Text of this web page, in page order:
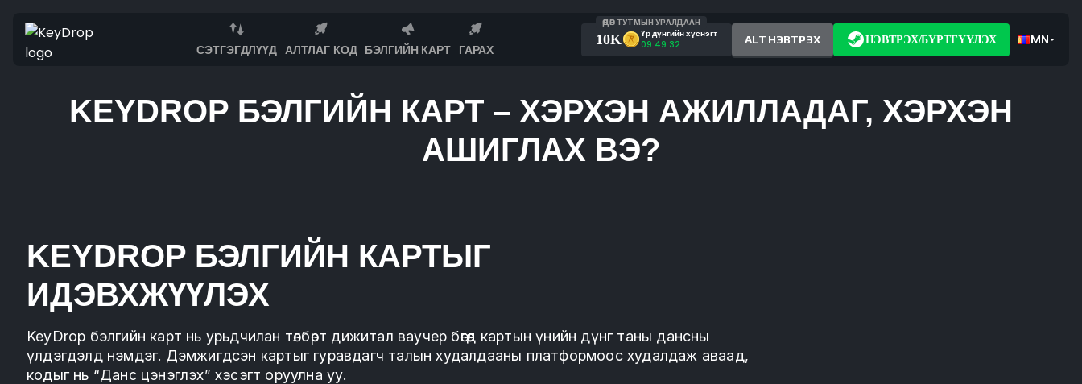
СЭТГЭГДЛҮҮД АЛТЛАГ КОД БЭЛГИЙН КАРТ ГАРАХ
ӨДӨР ТУТМЫН УРАЛДААН
10K
Үр дүнгийн хүснэгт
09:49:32
ALT НЭВТРЭХ НЭВТРЭХ/БҮРТГҮҮЛЭХ MN
KEYDROP БЭЛГИЙН КАРТ – ХЭРХЭН АЖИЛЛАДАГ, ХЭРХЭН
АШИГЛАХ ВЭ?
KEYDROP БЭЛГИЙН КАРТЫГ
ИДЭВХЖҮҮЛЭХ
KeyDrop бэлгийн карт нь урьдчилан төлбөрт дижитал ваучер бөгөөд картын үнийн дүнг таны дансны
үлдэгдэлд нэмдэг. Дэмжигдсэн картыг гуравдагч талын худалдааны платформоос худалдаж аваад,
кодыг нь “Данс цэнэглэх” хэсэгт оруулна уу.